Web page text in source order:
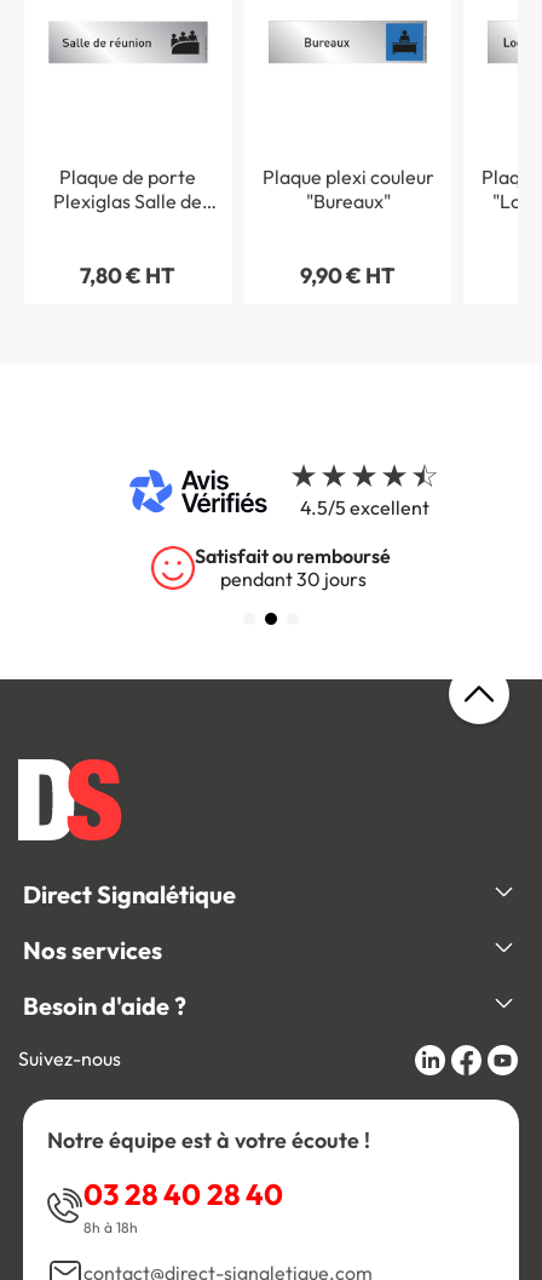
Plaque de porte
Plexiglas Salle de
7,80 € HT
Plaque plexi couleur
"Bureaux"
9,90 € HT
4.5/5 excellent
Satisfait ou remboursé
pendant 30 jours
Direct Signalétique
Nos services
Besoin d'aide ?
Suivez-nous
Notre équipe est à votre écoute !
03 28 40 28 40
8h à 18h
contact@direct-signaletique.com